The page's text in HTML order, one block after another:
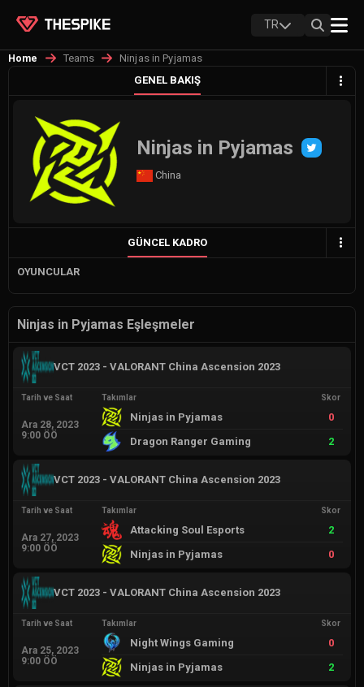
TR
Home Teams
Ninjas in Pyjamas
GENEL BAKIŞ
Ninjas in Pyjamas
China
GÜNCEL KADRO
OYUNCULAR
Ninjas in Pyjamas Eşleşmeler
VCT 2023 - VALORANT China Ascension 2023
Tarih ve Saat
Ara 28, 2023
9:00 ÖÖ
Takımlar Skor
Ninjas in Pyjamas
0
Dragon Ranger Gaming
2
VCT 2023 - VALORANT China Ascension 2023
Tarih ve Saat
Ara 27, 2023
9:00 ÖÖ
Takımlar Skor
Attacking Soul Esports
2
Ninjas in Pyjamas
0
VCT 2023 - VALORANT China Ascension 2023
Tarih ve Saat
Ara 25, 2023
9:00 ÖÖ
Takımlar Skor
Night Wings Gaming
0
Ninjas in Pyjamas
2